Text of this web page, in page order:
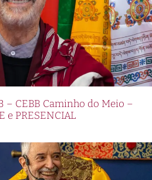
– CEBB Caminho do Meio –
e PRESENCIAL